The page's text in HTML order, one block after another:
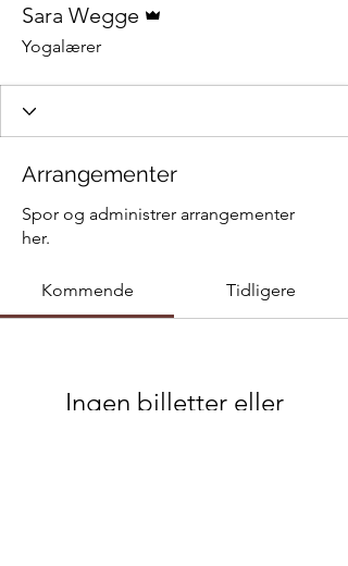
Sara Wegge
Yogalærer
Arrangementer
Spor og administrer arrangementer
her.
Kommende Tidligere
Ingen billetter eller